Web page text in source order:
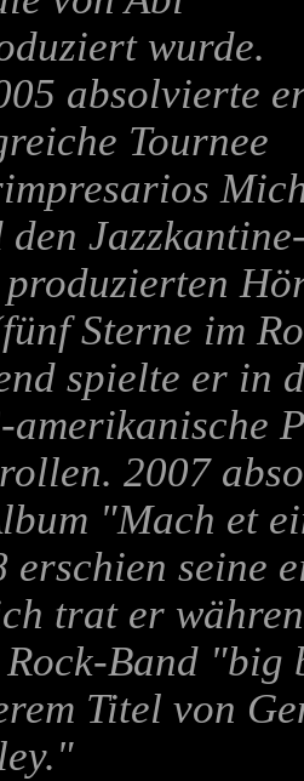
wurde.
absolvierte
Tournee
den
Sterne im
spielte er in
amerikanische
2007
"Mach et
erschien seine
trat er
Rock-Band "big
Titel von